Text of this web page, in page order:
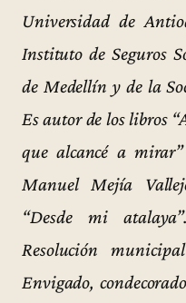
Universidad de
Instituto de Seguros
de Medellín y de la
Es autor de los libros
que alcancé a
Manuel Mejía
“Desde mi
Resolución
Envigado,